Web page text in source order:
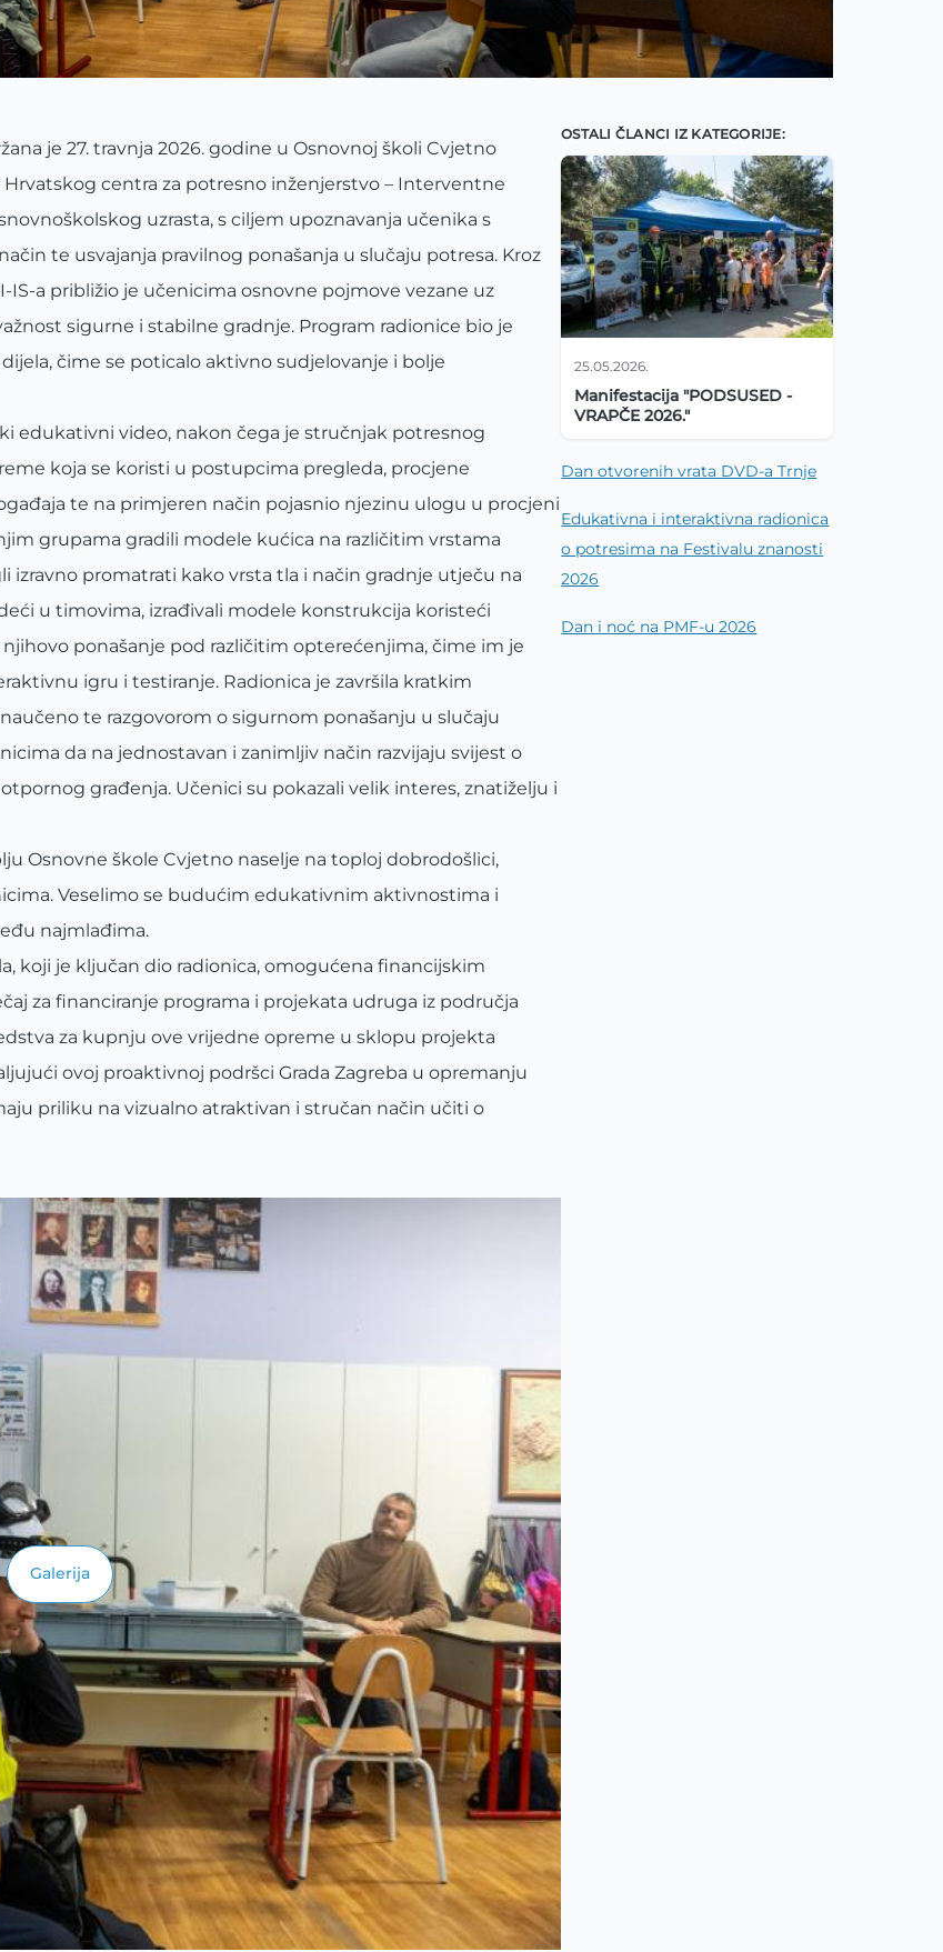
je 27. travnja 2026. godine u Osnovnoj školi Cvjetno
centra za potresno inženjerstvo – Interventne
uzrasta, s ciljem upoznavanja učenika s
te usvajanja pravilnog ponašanja u slučaju potresa. Kroz
a približio je učenicima osnovne pojmove vezane uz
sigurne i stabilne gradnje. Program radionice bio je
čime se poticalo aktivno sudjelovanje i bolje
edukativni video, nakon čega je stručnjak potresnog
koja se koristi u postupcima pregleda, procjene
te na primjeren način pojasnio njezinu ulogu u procjeni
grupama gradili modele kućica na različitim vrstama
izravno promatrati kako vrsta tla i način gradnje utječu na
u timovima, izrađivali modele konstrukcija koristeći
ponašanje pod različitim opterećenjima, čime im je
igru i testiranje. Radionica je završila kratkim
te razgovorom o sigurnom ponašanju u slučaju
da na jednostavan i zanimljiv način razvijaju svijest o
građenja. Učenici su pokazali velik interes, znatiželju i
Osnovne škole Cvjetno naselje na toploj dobrodošlici,
Veselimo se budućim edukativnim aktivnostima i
najmlađima.
koji je ključan dio radionica, omogućena financijskim
za financiranje programa i projekata udruga iz područja
za kupnju ove vrijedne opreme u sklopu projekta
ovoj proaktivnoj podršci Grada Zagreba u opremanju
priliku na vizualno atraktivan i stručan način učiti o
OSTALI ČLANCI IZ KATEGORIJE:
25.05.2026.
Manifestacija "PODSUSED -
VRAPČE 2026."
Dan otvorenih vrata DVD-a Trnje
Edukativna i interaktivna radionica
o potresima na Festivalu znanosti
2026
Dan i noć na PMF-u 2026